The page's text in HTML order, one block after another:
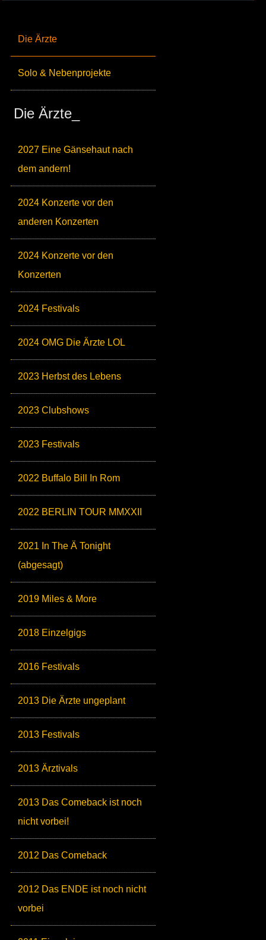
Die Ärzte
Solo & Nebenprojekte
Die Ärzte_
2027 Eine Gänsehaut nach
dem andern!
2024 Konzerte vor den
anderen Konzerten
2024 Konzerte vor den
Konzerten
2024 Festivals
2024 OMG Die Ärzte LOL
2023 Herbst des Lebens
2023 Clubshows
2023 Festivals
2022 Buffalo Bill In Rom
2022 BERLIN TOUR MMXXII
2021 In The Ä Tonight
(abgesagt)
2019 Miles & More
2018 Einzelgigs
2016 Festivals
2013 Die Ärzte ungeplant
2013 Festivals
2013 Ärztivals
2013 Das Comeback ist noch
nicht vorbei!
2012 Das Comeback
2012 Das ENDE ist noch nicht
vorbei